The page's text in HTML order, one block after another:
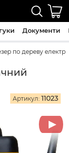
по дереву
Артикул: 11023
Документи